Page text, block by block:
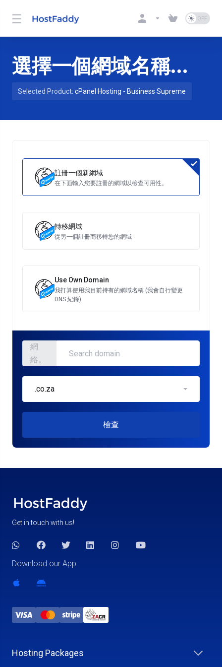
選擇一個網域名稱...
Selected Product: cPanel Hosting - Business Supreme
註冊一個新網域
在下面輸入您要註冊的網域以檢查可用性。
轉移網域
從另一個註冊商移轉您的網域
Use Own Domain
我打算使用我目前持有的網域名稱 (我會自行變更
DNS 紀錄)
網
絡。
.co.za
檢查
Get in touch with us!
Download our App
Hosting Packages